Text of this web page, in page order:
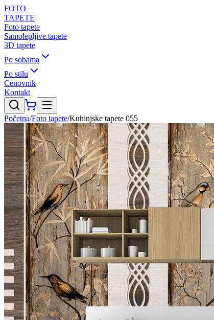
FOTO
TAPETE
Foto tapete
Samolepljive tapete
3D tapete
Po sobama
Po stilu
Cenovnik
Kontakt
Početna/Foto tapete/Kuhinjske tapete 055